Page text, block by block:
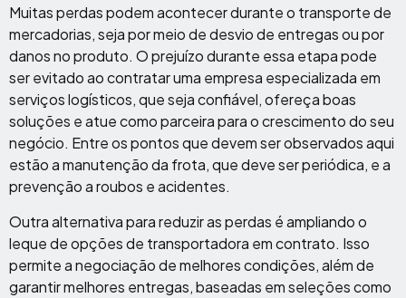
Muitas perdas podem acontecer durante o transporte de
mercadorias, seja por meio de desvio de entregas ou por
danos no produto. O prejuízo durante essa etapa pode
ser evitado ao contratar uma empresa especializada em
serviços logísticos, que seja confiável, ofereça boas
soluções e atue como parceira para o crescimento do seu
negócio. Entre os pontos que devem ser observados aqui
estão a manutenção da frota, que deve ser periódica, e a
prevenção a roubos e acidentes.
Outra alternativa para reduzir as perdas é ampliando o
leque de opções de transportadora em contrato. Isso
permite a negociação de melhores condições, além de
garantir melhores entregas, baseadas em seleções como